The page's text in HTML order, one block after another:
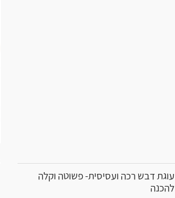
עוגת דבש רכה ועסיסית- פשוטה וקלה
להכנה